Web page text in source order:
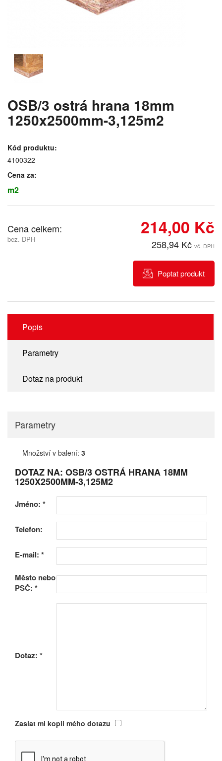
OSB/3 ostrá hrana 18mm
1250x2500mm-3,125m2
Kód produktu:
4100322
Cena za:
m2
Cena celkem:
bez. DPH
214,00 Kč
258,94 Kč vč. DPH
Poptat produkt
Popis
Parametry
Dotaz na produkt
Parametry
Množství v balení: 3
DOTAZ NA: OSB/3 OSTRÁ HRANA 18MM
1250X2500MM-3,125M2
Jméno: *
Telefon:
E-mail: *
Město nebo
PSČ: *
Dotaz: *
Zaslat mi kopii mého dotazu